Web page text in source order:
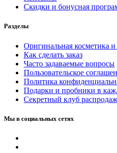
Скидки и бонусная
Разделы
Оригинальная косметика и
Как сделать заказ
Часто задаваемые вопросы
Пользовательское
Политика
Подарки и пробники в
Секретный клуб
Мы в социальных сетях